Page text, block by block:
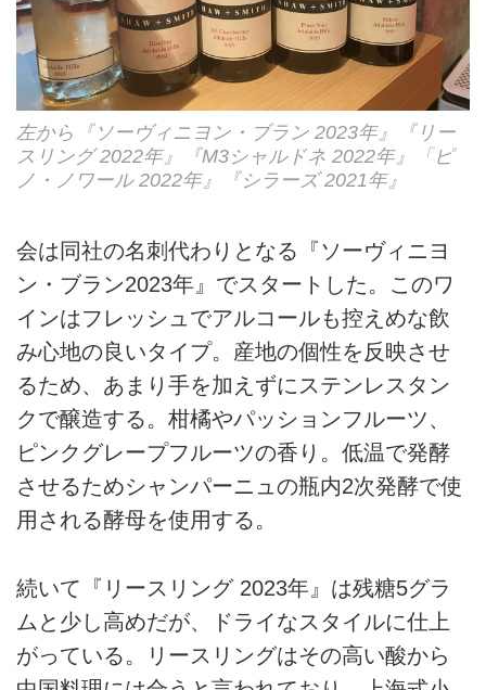
左から『ソーヴィニヨン・ブラン 2023年』『リー
スリング 2022年』『M3シャルドネ 2022年』「ピ
ノ・ノワール 2022年』『シラーズ 2021年』
会は同社の名刺代わりとなる『ソーヴィニヨ
ン・ブラン2023年』でスタートした。このワ
インはフレッシュでアルコールも控えめな飲
み心地の良いタイプ。産地の個性を反映させ
るため、あまり手を加えずにステンレスタン
クで醸造する。柑橘やパッションフルーツ、
ピンクグレープフルーツの香り。低温で発酵
させるためシャンパーニュの瓶内2次発酵で使
用される酵母を使用する。
続いて『リースリング 2023年』は残糖5グラ
ムと少し高めだが、ドライなスタイルに仕上
がっている。リースリングはその高い酸から